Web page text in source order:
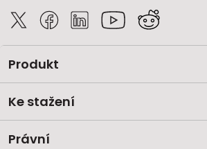
Produkt
Ke stažení
Právní